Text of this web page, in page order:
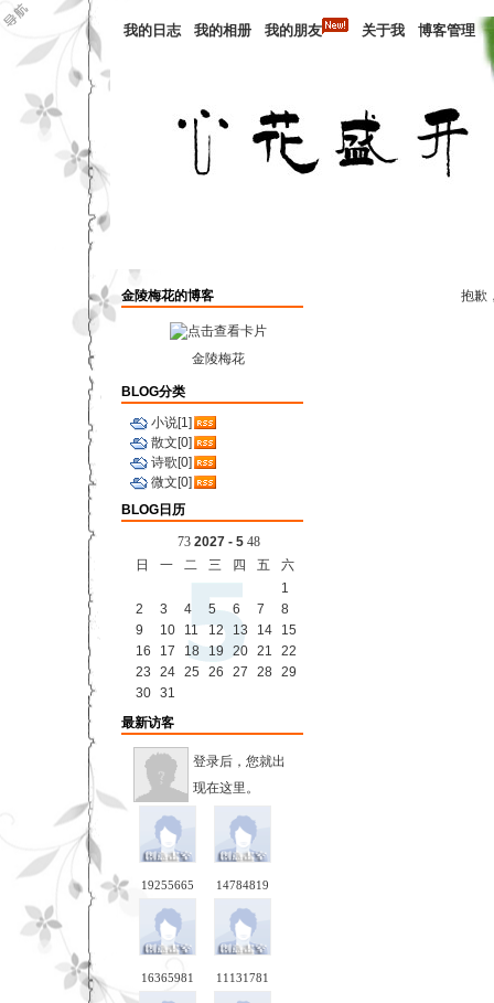
我的日志 我的相册 我的朋友 关于我 博客管理
抱歉
金陵梅花的博客
金陵梅花
BLOG分类
小说[1]
散文[0]
诗歌[0]
微文[0]
BLOG日历
73 2027 - 5 48
日
一 二 三 四 五
六
1
2
3 4 5 6 7
8
9
10 11 12 13 14
15
16
17 18 19 20 21
22
23
24 25 26 27 28 29
30 31
最新访客
登录后，您就出
现在这里。
19255665 14784819
16365981 11131781